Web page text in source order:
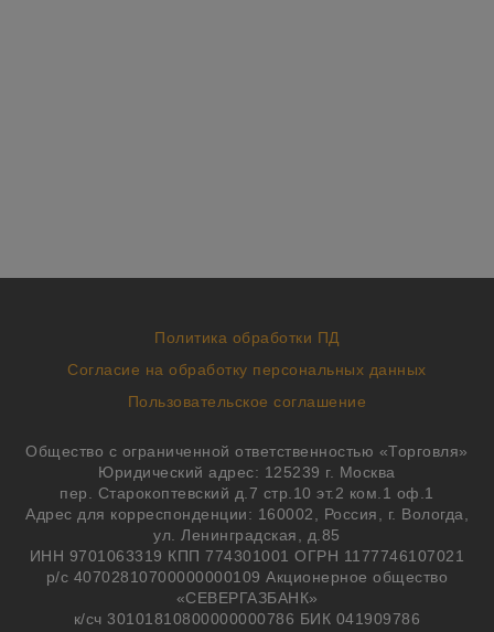
Политика обработки ПД
Согласие на обработку персональных данных
Пользовательское соглашение
Общество с ограниченной ответственностью «Торговля»
Юридический адрес: 125239 г. Москва
пер. Старокоптевский д.7 стр.10 эт.2 ком.1 оф.1
Адрес для корреспонденции: 160002, Россия, г. Вологда,
ул. Ленинградская, д.85
ИНН 9701063319 КПП 774301001 ОГРН 1177746107021
р/с 40702810700000000109 Акционерное общество
«СЕВЕРГАЗБАНК»
к/сч 30101810800000000786 БИК 041909786